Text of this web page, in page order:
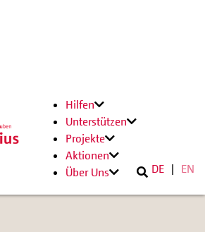
Hilfen
Unterstützen
Projekte
Aktionen
Über Uns
DE EN